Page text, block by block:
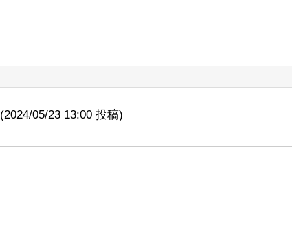
(2024/05/23 13:00 投稿)